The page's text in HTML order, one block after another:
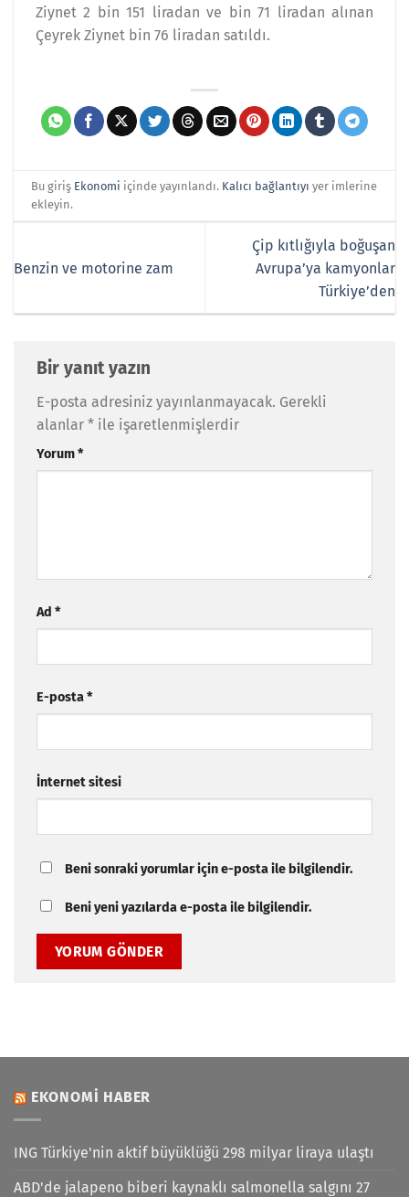
Ziynet 2 bin 151 liradan ve bin 71 liradan alınan
Çeyrek Ziynet bin 76 liradan satıldı.
Bu giriş Ekonomi içinde yayınlandı. Kalıcı bağlantıyı yer imlerine
ekleyin.
Benzin ve motorine zam
Çip kıtlığıyla boğuşan
Avrupa’ya kamyonlar
Türkiye’den
Bir yanıt yazın
E-posta adresiniz yayınlanmayacak. Gerekli
alanlar * ile işaretlenmişlerdir
Yorum*
Ad *
E-posta*
İnternet sitesi
Beni sonraki yorumlar için e-posta ile bilgilendir.
Beni yeni yazılarda e-posta ile bilgilendir.
EKONOMI HABER
ING Türkiye'nin aktif büyüklüğü 298 milyar liraya ulaştı
ABD'de jalapeno biberi kaynaklı salmonella salgını 27